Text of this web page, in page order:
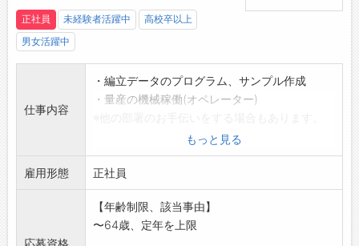
正社員 未経験者活躍中
高校卒以上
男女活躍中
仕事内容
・編立データのプログラム、サンプル作成
・量産の機械稼働(オペレーター)
※やる気のある方、お待ちしています!
変更範囲:会社の定める業務
もっと見る
雇用形態 正社員
応募資格
【年齢制限、該当事由】
〜64歳、定年を上限